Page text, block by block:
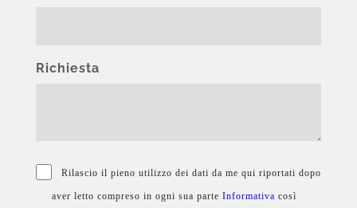
Richiesta
Rilascio il pieno utilizzo dei dati da me qui riportati dopo
aver letto compreso in ogni sua parte Informativa